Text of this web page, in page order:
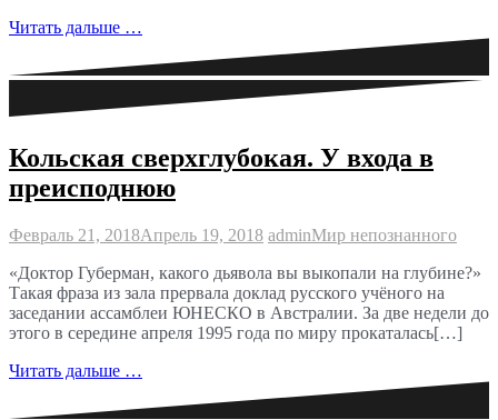
Читать дальше …
Кольская сверхглубокая. У входа в
преисподнюю
Февраль 21, 2018Апрель 19, 2018 adminМир непознанного
«Доктор Губерман, какого дьявола вы выкопали на глубине?»
Такая фраза из зала прервала доклад русского учёного на
заседании ассамблеи ЮНЕСКО в Австралии. За две недели до
этого в середине апреля 1995 года по миру прокаталась[…]
Читать дальше …